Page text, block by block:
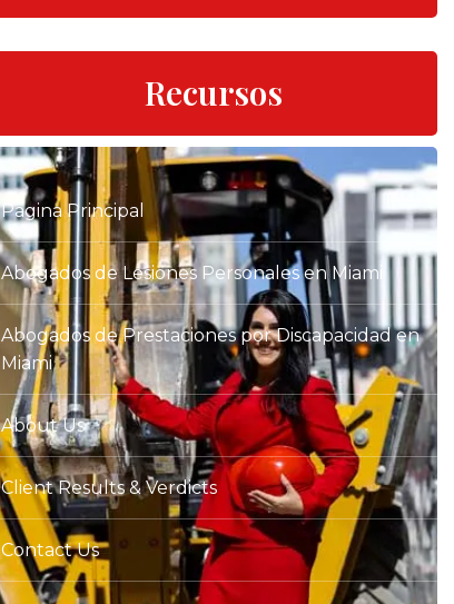
Recursos
Pagina Principal
Abogados de Lesiones Personales en Miami
Abogados de Prestaciones por Discapacidad en
Miami
About Us
Client Results & Verdicts
Contact Us